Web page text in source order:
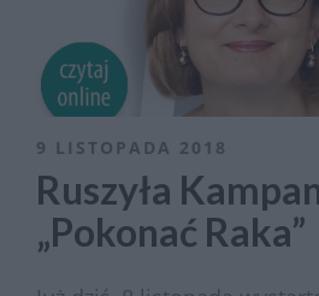
9 LISTOPADA 2018
Ruszyła
„Pokonać Raka”